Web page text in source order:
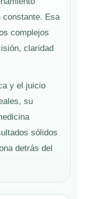
constante. Esa
complejos
claridad
y el juicio
su
sólidos
detrás del